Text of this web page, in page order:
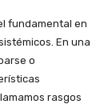
fundamental en
En una
o
rasgos